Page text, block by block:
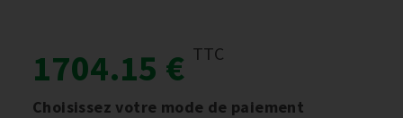
1704.15 € TTC
Choisissez votre mode de paiement